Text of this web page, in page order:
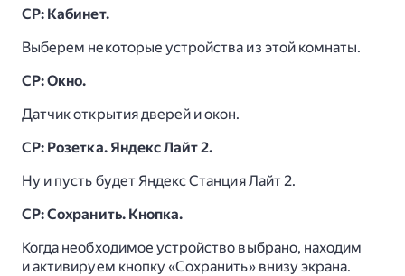
СР: Кабинет.
Выберем некоторые устройства из этой комнаты.
СР: Окно.
Датчик открытия дверей и окон.
СР: Розетка. Яндекс Лайт 2.
Ну и пусть будет Яндекс Станция Лайт 2.
СР: Сохранить. Кнопка.
Когда необходимое устройство выбрано, находим
и активируем кнопку «Сохранить» внизу экрана.